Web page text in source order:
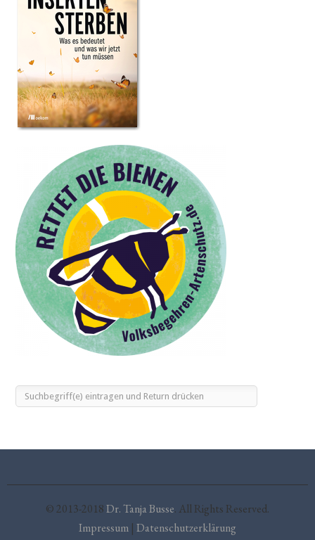
© 2013-2018Dr. Tanja Busse. All Rights Reserved.
Impressum | Datenschutzerklärung